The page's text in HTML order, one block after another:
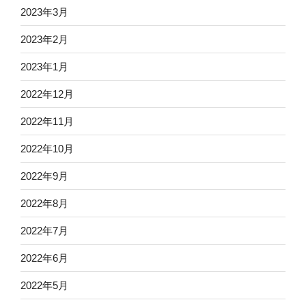
2023年3月
2023年2月
2023年1月
2022年12月
2022年11月
2022年10月
2022年9月
2022年8月
2022年7月
2022年6月
2022年5月